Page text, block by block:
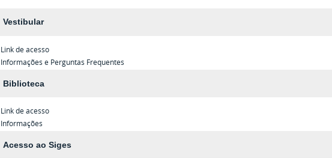
Vestibular
Link de acesso
Informações e Perguntas Frequentes
Biblioteca
Link de acesso
Informações
Acesso ao Siges